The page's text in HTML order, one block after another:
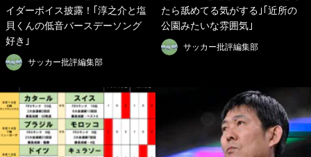
イダーボイス披露！｢淳之介と塩
貝くんの低音バースデーソング
好き｣
サッカー批評編集部
たら舐めてる気がする｣｢近所の
公園みたいな雰囲気｣
サッカー批評編集部